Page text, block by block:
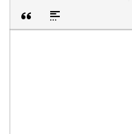
Вставка цитаты
Вставка спойлера